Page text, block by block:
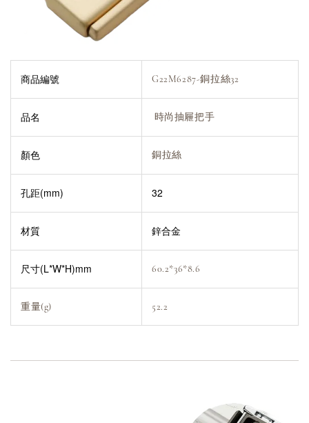
商品編號 G22M6287-銅拉絲32
品名 時尚抽屜把手
顏色 銅拉絲
孔距(mm) 32
材質 鋅合金
尺寸(L*W*H)mm 60.2*36*8.6
重量(g) 52.2